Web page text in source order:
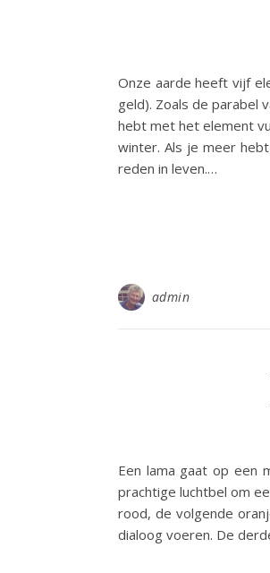
Onze aarde heeft vijf
geld). Zoals de parabel
hebt met het element
winter. Als je meer
reden in leven.…
admin
Een lama gaat op een
prachtige luchtbel om
rood, de volgende
dialoog voeren. De